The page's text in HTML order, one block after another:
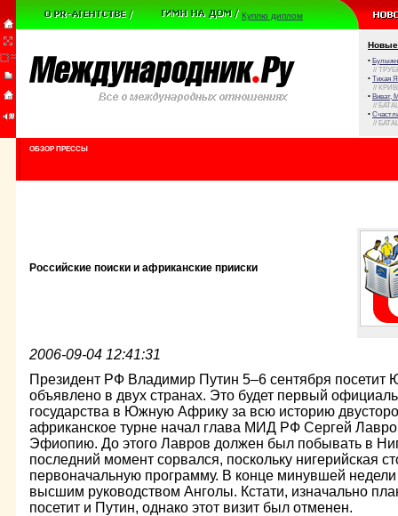
Куплю диплом
Новые
•
//
• Тихая
//
• Виват,
//
•
//
ОБЗОР ПРЕССЫ
Российские поиски и африканские прииски
2006-09-04 12:41:31
Президент РФ Владимир Путин 5–6 сентября
объявлено в двух странах. Это будет первый
государства в Южную Африку за всю историю
африканское турне начал глава МИД РФ Сергей
Эфиопию. До этого Лавров должен был побывать в
последний момент сорвался, поскольку нигерийская
первоначальную программу. В конце минувшей
высшим руководством Анголы. Кстати, изначально
посетит и Путин, однако этот визит был отменен.